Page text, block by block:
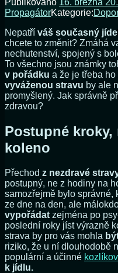
PropagátorKategorie:
Nepatří váš současný
chcete to změnit? Zmáhá
nechutenství, spojený s
To všechno jsou známky
v pořádku a že je třeba ho
vyváženou stravu by ale
promyšlený. Jak správně
zdravou?
Postupné
koleno
Přechod z nezdravé
postupný, ne z hodiny na
samozřejmě bylo správné,
ze dne na den, ale
vypořádat zejména po
poslední roky jíst výrazně
strava by pro vás mohla
riziko, že u ní dlouhodobě
populární a účinné
k jídlu.